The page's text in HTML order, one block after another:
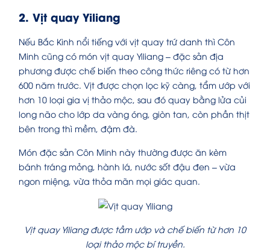
2. Vịt quay Yiliang
Nếu Bắc Kinh nổi tiếng với vịt quay trứ danh thì Côn
Minh cũng có món vịt quay Yiliang – đặc sản địa
phương được chế biến theo công thức riêng có từ hơn
600 năm trước. Vịt được chọn lọc kỹ càng, tẩm ướp với
hơn 10 loại gia vị thảo mộc, sau đó quay bằng lửa củi
long não cho lớp da vàng óng, giòn tan, còn phần thịt
bên trong thì mềm, đậm đà.
Món đặc sản Côn Minh này thường được ăn kèm
bánh tráng mỏng, hành lá, nước sốt đậu đen – vừa
ngon miệng, vừa thỏa mãn mọi giác quan.
Vịt quay Yiliang được tầm ướp và chế biến từ hơn 10
loại thảo mộc bí truyền.